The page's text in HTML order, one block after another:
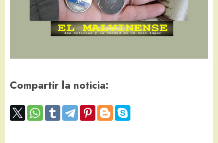
Compartir la noticia: